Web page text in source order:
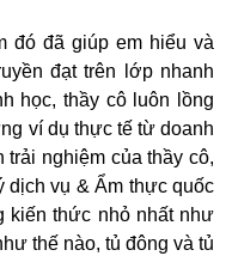
đó đã giúp em hiểu và
đạt trên lớp nhanh
học, thầy cô luôn lồng
ví dụ thực tế từ doanh
nghiệm của thầy cô,
dịch vụ & Ẩm thực quốc
kiến thức nhỏ nhất như
thế nào, tủ đông và tủ